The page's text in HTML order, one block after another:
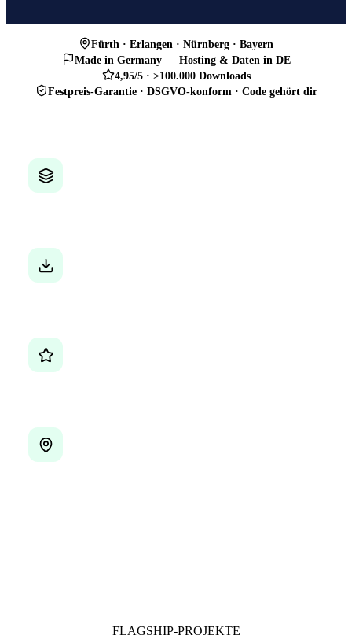
Fürth · Erlangen · Nürnberg · Bayern
Made in Germany — Hosting & Daten in DE
4,95/5 · >100.000 Downloads
Festpreis-Garantie · DSGVO-konform · Code gehört dir
FLAGSHIP-PROJEKTE